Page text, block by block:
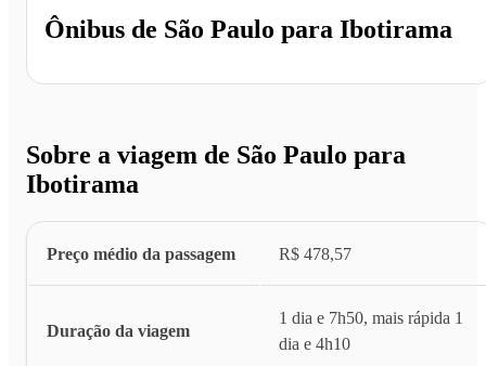
Ônibus de São Paulo para Ibotirama
Sobre a viagem de São Paulo para
Ibotirama
Preço médio da passagem R$ 478,57
Duração da viagem
1 dia e 7h50, mais rápida 1
dia e 4h10